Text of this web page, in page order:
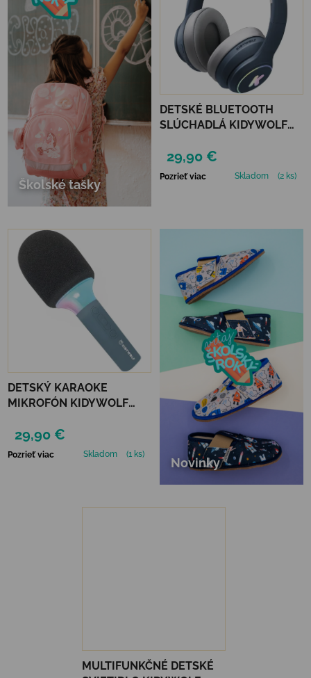
Školské tašky
DETSKÉ BLUETOOTH
SLÚCHADLÁ KIDYWOLF
29,90 €
Pozrieť viac Skladom (2 ks)
DETSKÝ KARAOKE
MIKROFÓN KIDYWOLF
29,90 €
Pozrieť viac Skladom (1 ks)
Novinky
MULTIFUNKČNÉ DETSKÉ